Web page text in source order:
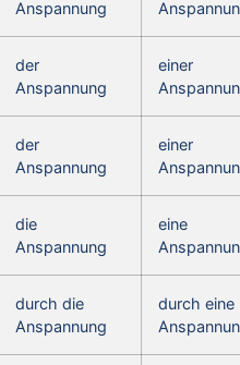
Anspannung
der
Anspannung
einer
der
Anspannung
einer
die
Anspannung
eine
durch die
Anspannung
durch eine